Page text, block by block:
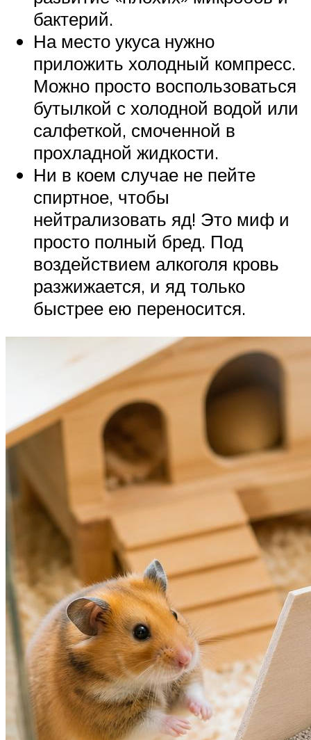
бактерий.
На место укуса нужно
приложить холодный компресс.
Можно просто воспользоваться
бутылкой с холодной водой или
салфеткой, смоченной в
прохладной жидкости.
Ни в коем случае не пейте
спиртное, чтобы
нейтрализовать яд! Это миф и
просто полный бред. Под
воздействием алкоголя кровь
разжижается, и яд только
быстрее ею переносится.